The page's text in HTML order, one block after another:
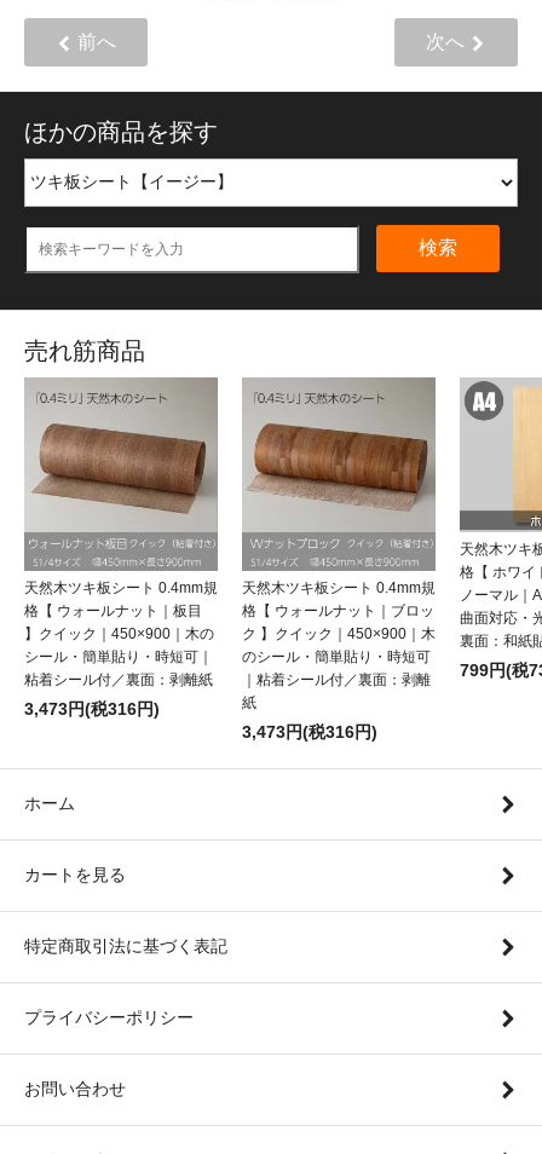
前へ 次へ
ほかの商品を探す
検索
売れ筋商品
天然木ツキ板シート 0.4mm規
格【 ウォールナット｜板目
】クイック｜450×900｜木の
シール・簡単貼り・時短可｜
粘着シール付／裏面：剥離紙
3,473円(税316円)
天然木ツキ板シート 0.4mm規
格【 ウォールナット｜ブロッ
ク 】クイック｜450×900｜木
のシール・簡単貼り・時短可
｜粘着シール付／裏面：剥離
紙
3,473円(税316円)
天然木ツキ
格【 ホワイ
ノーマル｜
曲面対応・
裏面：和紙
799円(税
ホーム
カートを見る
特定商取引法に基づく表記
プライバシーポリシー
お問い合わせ